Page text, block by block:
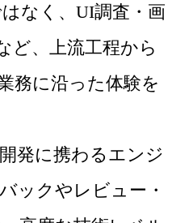
なく、UI調査・画
ど、上流工程から
務に沿った体験を
発に携わるエンジ
ックやレビュー・